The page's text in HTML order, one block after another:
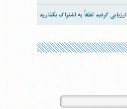
کردید لطفاً به اشتراک بگذارید :